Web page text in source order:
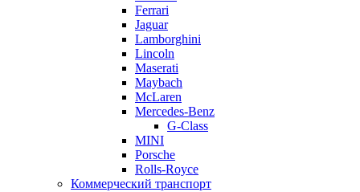
Ferrari
Jaguar
Lamborghini
Lincoln
Maserati
Maybach
McLaren
Mercedes-Benz
G-Class
MINI
Porsche
Rolls-Royce
Коммерческий транспорт